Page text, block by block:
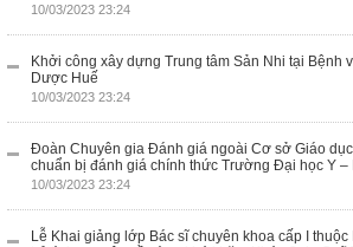
10/03/2023 23:24
Khởi công xây dựng Trung tâm Sản Nhi tại Bệnh
Dược Huế
10/03/2023 23:24
Đoàn Chuyên gia Đánh giá ngoài Cơ sở Giáo
chuẩn bị đánh giá chính thức Trường Đại học Y
10/03/2023 23:24
Lễ Khai giảng lớp Bác sĩ chuyên khoa cấp I